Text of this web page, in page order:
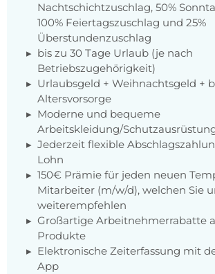
Nachtschichtzuschlag, 50%
100% Feiertagszuschlag und 25%
Überstundenzuschlag
bis zu 30 Tage Urlaub (je nach
Betriebszugehörigkeit)
Urlaubsgeld + Weihnachtsgeld +
Altersvorsorge
Moderne und bequeme
Arbeitskleidung/
Jederzeit flexible
Lohn
150€ Prämie für jeden neuen
Mitarbeiter (m/w/d), welchen Sie
weiterempfehlen
Großartige Arbeitnehmerrabatte
Produkte
Elektronische Zeiterfassung mit
App